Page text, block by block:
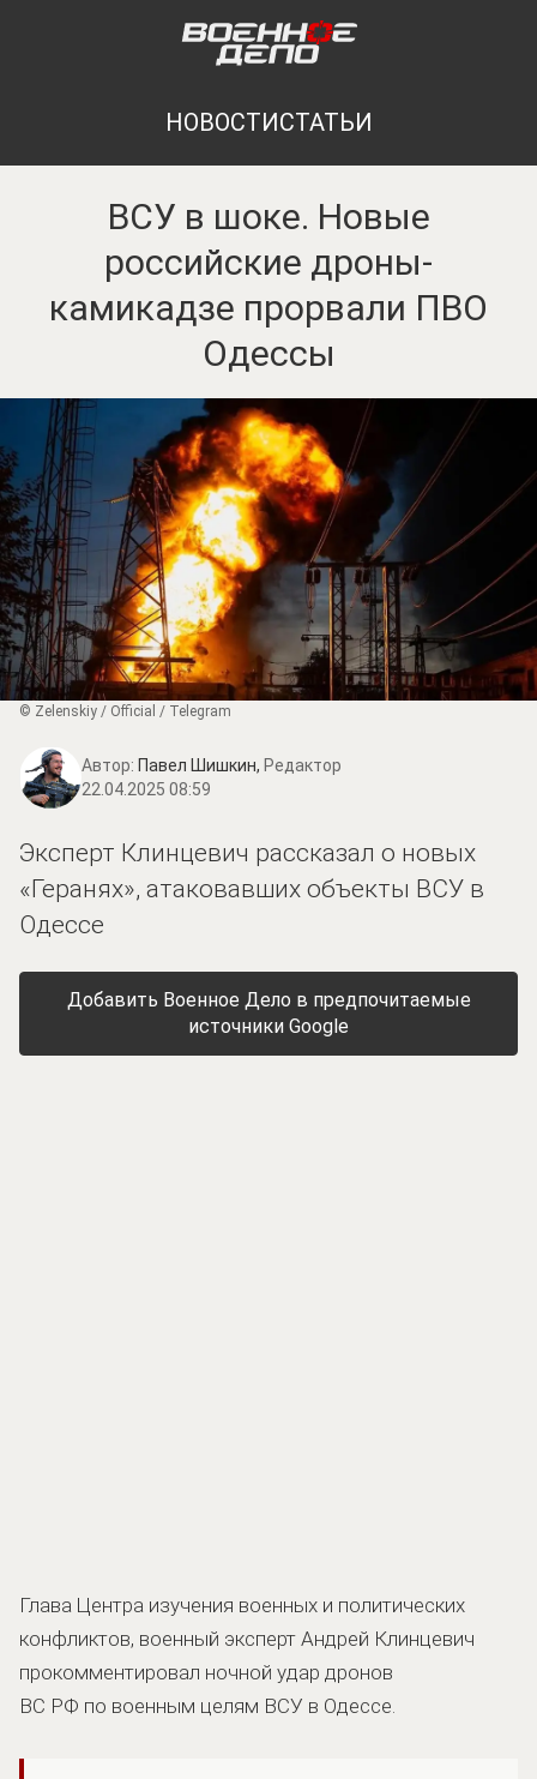
НОВОСТИСТАТЬИ
ВСУ в шоке. Новые
российские дроны-
камикадзе прорвали ПВО
Одессы
© Zеlеnskiу / Оfficiаl / Telegram
Автор: Павел Шишкин, Редактор
22.04.2025 08:59
Эксперт Клинцевич рассказал о новых
«Геранях», атаковавших объекты ВСУ в
Одессе
Добавить Военное Дело в предпочитаемые
источники Google
Глава Центра изучения военных и политических
конфликтов, военный эксперт Андрей Клинцевич
прокомментировал ночной удар дронов
ВС РФ по военным целям ВСУ в Одессе.